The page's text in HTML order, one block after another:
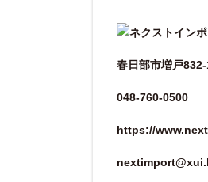
春日部市増戸
048-760-0500
https://